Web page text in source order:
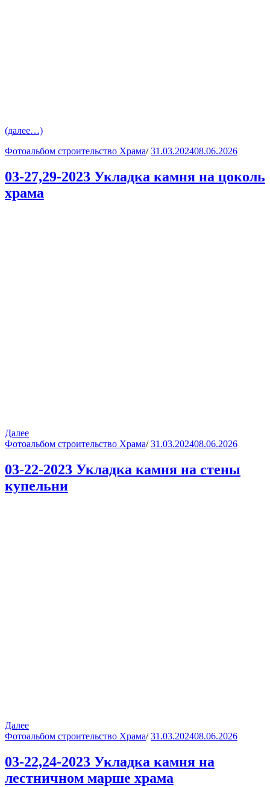
(далее…)
Фотоальбом строительство Храма/ 31.03.202408.06.2026
03-27,29-2023 Укладка камня на цоколь
храма
Далее
Фотоальбом строительство Храма/ 31.03.202408.06.2026
03-22-2023 Укладка камня на стены
купельни
Далее
Фотоальбом строительство Храма/ 31.03.202408.06.2026
03-22,24-2023 Укладка камня на
лестничном марше храма